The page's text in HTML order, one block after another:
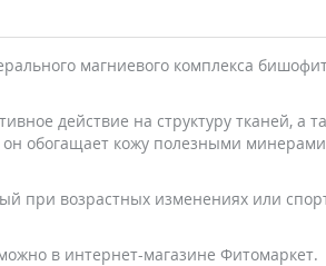
магниевого комплекса
действие на структуру тканей, а
обогащает кожу полезными
при возрастных изменениях или
в интернет-магазине Фитомаркет.